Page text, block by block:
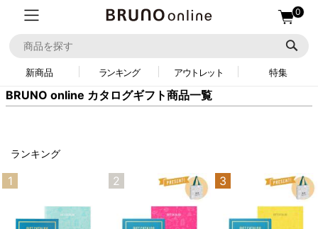
0
新商品 ランキング アウトレット 特集
BRUNO online カタログギフト商品一覧
ランキング
1 2 3